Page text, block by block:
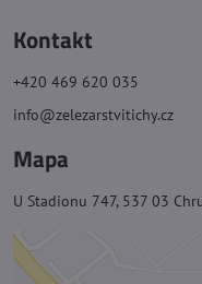
Kontakt
+420 469 620 035
info@zelezarstvitichy.cz
Mapa
U Stadionu 747, 537 03